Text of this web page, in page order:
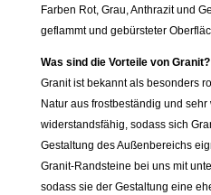
Farben Rot, Grau, Anthrazit und
geflammt und gebürsteter
Was sind die Vorteile von Granit?
Granit ist bekannt als besonders
Natur aus frostbeständig und
widerstandsfähig, sodass sich
Gestaltung des Außenbereichs
Granit-Randsteine bei uns mit
sodass sie der Gestaltung eine